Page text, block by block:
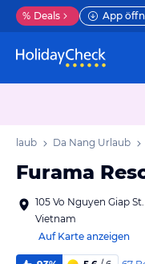
% Deals App
Urlaub Da Nang Urlaub
Furama
105 Vo Nguyen Giap
Vietnam
Auf Karte anzeigen